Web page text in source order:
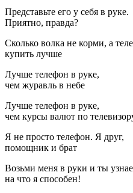
Представьте его у себя в руке.
Приятно, правда?
Сколько волка не корми, а
купить лучше
Лучше телефон в руке,
чем журавль в небе
Лучше телефон в руке,
чем курсы валют по
Я не просто телефон. Я друг,
помощник и брат
Возьми меня в руки и ты
на что я способен!